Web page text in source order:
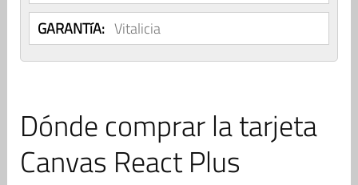
GARANTíA: Vitalicia
Dónde comprar la tarjeta
Canvas React Plus